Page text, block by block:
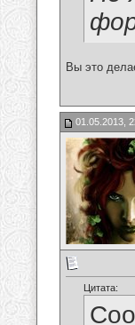
Вы это
01.05.2013,
Цитата: